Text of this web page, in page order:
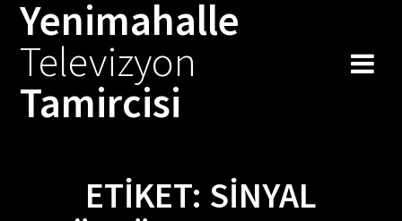
Skip
to
Yenimahalle
Televizyon
Tamircisi
ETIKET: SINYAL